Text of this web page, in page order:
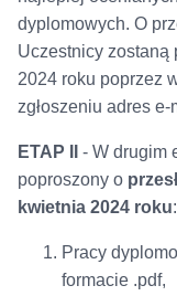
dyplomowych. O
Uczestnicy zostaną
2024 roku poprzez
zgłoszeniu adres e-
ETAP II - W drugim
poproszony o
kwietnia 2024 roku:
Pracy
formacie .pdf,